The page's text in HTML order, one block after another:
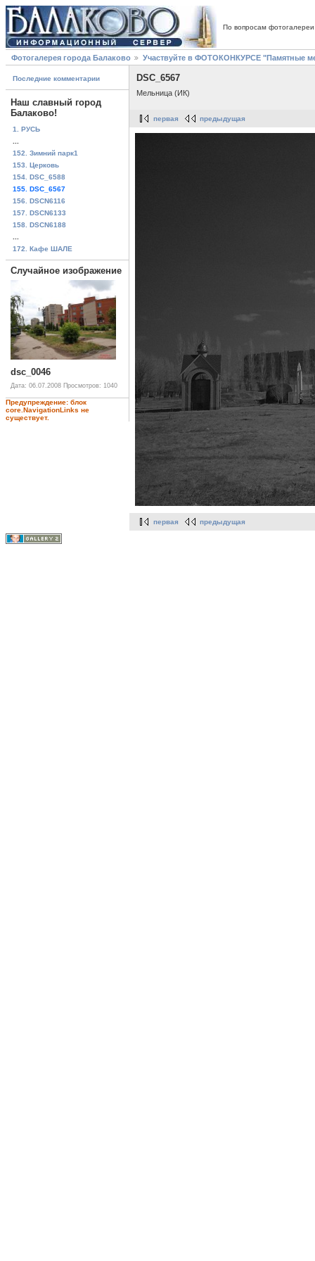
По вопросам
Фотогалерея города Балаково Участвуйте в ФОТОКОНКУРСЕ "Памятные
Последние комментарии
Наш славный город
Балаково!
1. РУСЬ
152. Зимний парк1
153. Церковь
154. DSC_6588
155. DSC_6567
156. DSCN6116
157. DSCN6133
158. DSCN6188
172. Кафе ШАЛЕ
Случайное изображение
dsc_0046
Дата: 06.07.2008 Просмотров: 1040
Предупреждение: блок
core.NavigationLinks не
существует.
DSC_6567
Мельница (ИК)
первая предыдущая
первая предыдущая